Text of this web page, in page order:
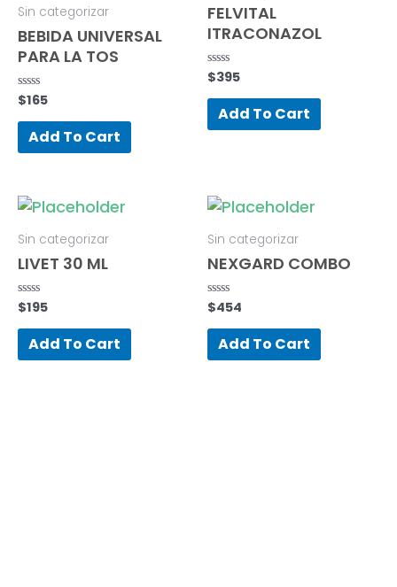
Sin categorizar
BEBIDA UNIVERSAL
PARA LA TOS
Rated
0
out
$165
Add To Cart
FELVITAL
ITRACONAZOL
Rated
0
out
$395
Add To Cart
Sin categorizar
LIVET 30 ML
Rated
0
out
$195
Add To Cart
Sin categorizar
NEXGARD COMBO
Rated
0
out
$454
Add To Cart